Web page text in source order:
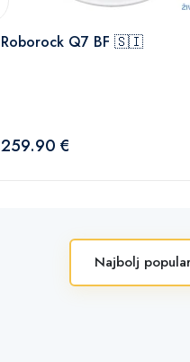
Roborock Q7 BF 🇸🇮
259.90 €
Najbolj